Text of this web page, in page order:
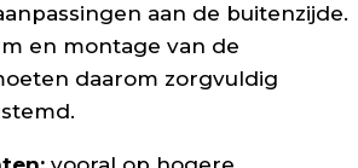
aan de buitenzijde.
en montage van de
daarom zorgvuldig